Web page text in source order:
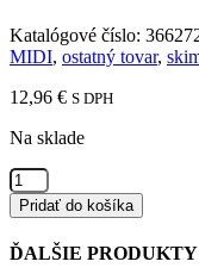
Katalógové číslo:
MIDI, ostatný tovar,
12,96 € S DPH
Na sklade
množstvo
krytka
MID
Brio
do
Pridať do košíka
ĎALŠIE PRODUKTY